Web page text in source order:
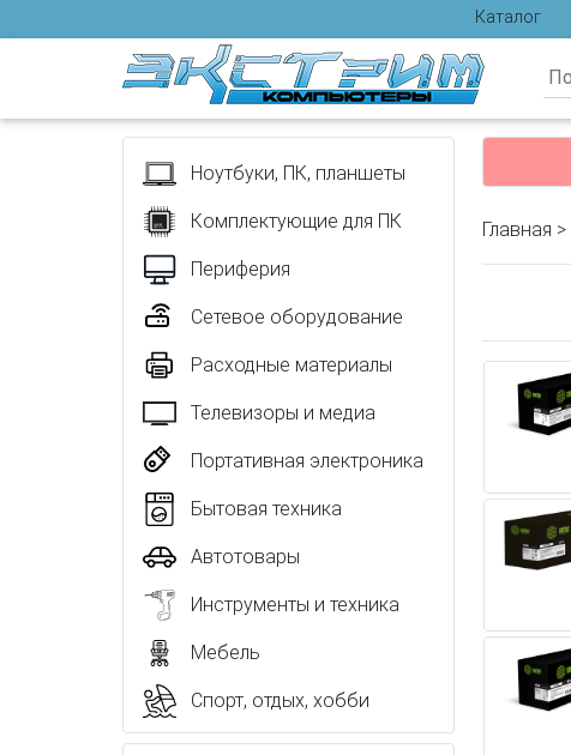
Каталог
Отзывы
Ноутбуки, ПК, планшеты
Комплектующие для ПК
Периферия
Сетевое оборудование
Расходные материалы
Телевизоры и медиа
Портативная электроника
Бытовая техника
Автотовары
Инструменты и техника
Мебель
Спорт, отдых, хобби
Главная >